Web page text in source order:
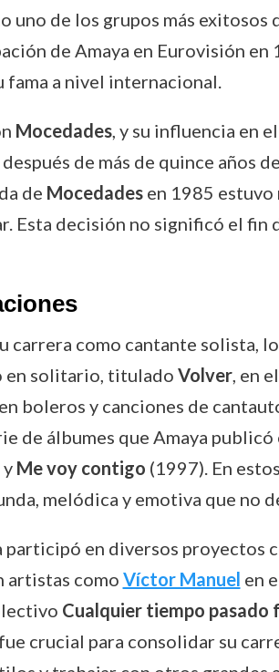
uno de los grupos más exitosos
de Amaya en Eurovisión
fama a nivel internacional.
Mocedades, y su influencia en
de más de quince años
de Mocedadesen 1985 estuvo
Esta decisión no significó el fin
carrera como cantante solista,
en solitario, titulado Volver, en
boleros y canciones de
de álbumes que Amaya
Me voy contigo (1997). En
melódica y emotiva que no
participó en diversos proyectos
artistas como Víctor Manuel en
Cualquier tiempo pasado
crucial para consolidar su